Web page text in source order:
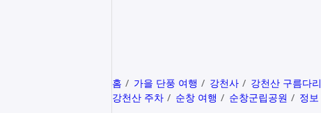
홈 가을 단풍 여행 강천사 강천산 구름다리
강천산 주차
순창 여행 순창군립공원 정보